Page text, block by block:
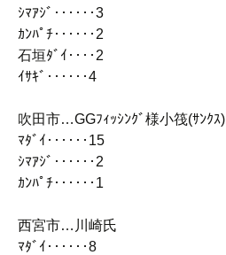
ｼﾏｱｼﾞ‥‥‥3
ｶﾝﾊﾟﾁ‥‥‥2
石垣ﾀﾞｲ‥‥2
ｲｻｷﾞ‥‥‥4
吹田市…GGﾌｨｯｼﾝｸﾞ様小筏(ｻﾝｸｽ)
ﾏﾀﾞｲ‥‥‥15
ｼﾏｱｼﾞ‥‥‥2
ｶﾝﾊﾟﾁ‥‥‥1
西宮市…川崎氏
ﾏﾀﾞｲ‥‥‥8